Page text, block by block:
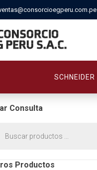
SCHNEIDER
Consulta
Productos